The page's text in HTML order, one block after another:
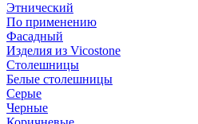
Этнический
По применению
Фасадный
Изделия из Vicostone
Столешницы
Белые столешницы
Серые
Черные